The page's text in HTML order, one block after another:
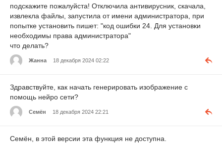
подскажите пожалуйста! Отключила антивирусник, скачала,
извлекла файлы, запустила от имени администратора, при
попытке установить пишет: "код ошибки 24. Для установки
необходимы права администратора"
что делать?
Жанна 18 декабря 2024 02:22
Здравствуйте, как начать генерировать изображение с
помощь нейро сети?
Семён 18 декабря 2024 22:21
Семён, в этой версии эта функция не доступна.